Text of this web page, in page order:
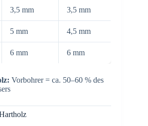
3,5 mm 3,5 mm
5 mm 4,5 mm
6 mm 6 mm
Vorbohrer = ca. 50–60 % des